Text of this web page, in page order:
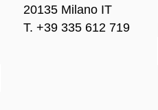
20135 Milano IT
T. +39 335 612 719